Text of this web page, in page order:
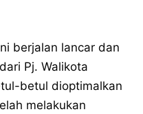
berjalan lancar dan
Pj. Walikota
betul dioptimalkan
melakukan